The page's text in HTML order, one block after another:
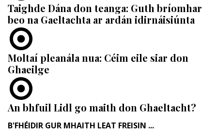
Taighde Dána don teanga: Guth bríomhar
beo na Gaeltachta ar ardán idirnáisiúnta
Moltaí pleanála nua: Céim eile siar don
Ghaeilge
An bhfuil Lidl go maith don Ghaeltacht?
B'FHÉIDIR GUR MHAITH LEAT FREISIN ...